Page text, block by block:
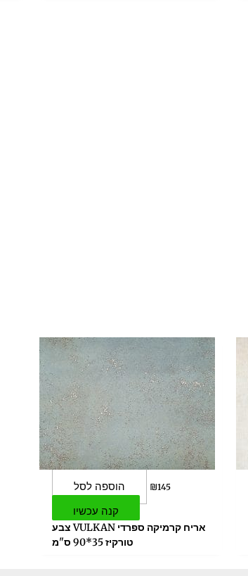
₪145
הוספה לסל
קנה עכשיו
אריח קרמיקה ספרדי VULKAN צבע
טורקיז 35*90 ס"מ